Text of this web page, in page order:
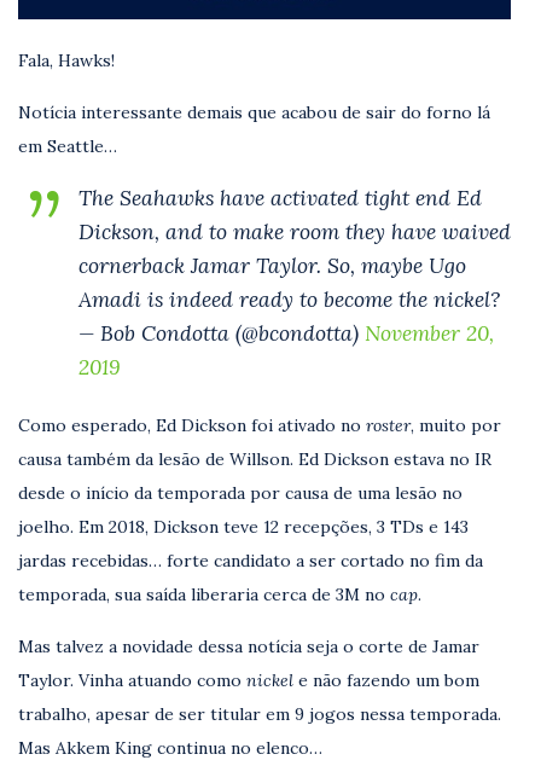
Fala, Hawks!
Notícia interessante demais que acabou de sair do forno lá
em Seattle…
The Seahawks have activated tight end Ed
Dickson, and to make room they have waived
cornerback Jamar Taylor. So, maybe Ugo
Amadi is indeed ready to become the nickel?
— Bob Condotta (@bcondotta) November 20,
2019
Como esperado, Ed Dickson foi ativado no roster, muito por
causa também da lesão de Willson. Ed Dickson estava no IR
desde o início da temporada por causa de uma lesão no
joelho. Em 2018, Dickson teve 12 recepções, 3 TDs e 143
jardas recebidas… forte candidato a ser cortado no fim da
temporada, sua saída liberaria cerca de 3M no cap.
Mas talvez a novidade dessa notícia seja o corte de Jamar
Taylor. Vinha atuando como nickel e não fazendo um bom
trabalho, apesar de ser titular em 9 jogos nessa temporada.
Mas Akkem King continua no elenco…